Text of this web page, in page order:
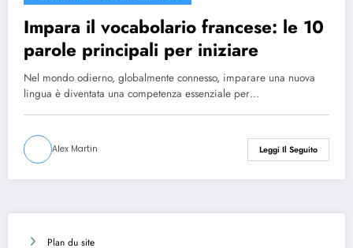
Impara il vocabolario francese: le 10
parole principali per iniziare
Nel mondo odierno, globalmente connesso, imparare una nuova
lingua è diventata una competenza essenziale per…
Alex Martin Leggi Il Seguito
Plan du site